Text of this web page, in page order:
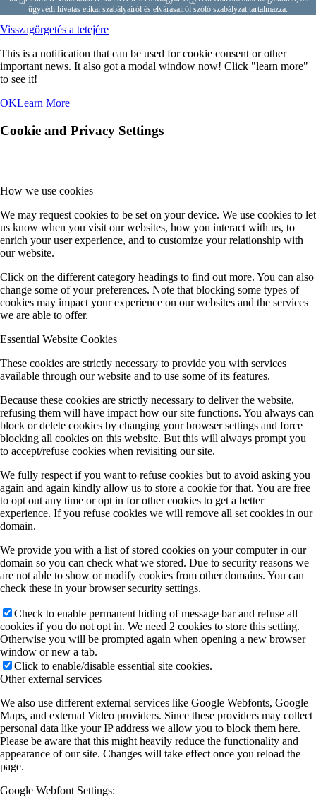
ügyvédi hivatás etikai szabályairól és elvárásairól szóló szabályzat tartalmazza.
Visszagörgetés a tetejére
This is a notification that can be used for cookie consent or other
important news. It also got a modal window now! Click "learn more"
to see it!
OKLearn More
Cookie and Privacy Settings
How we use cookies
We may request cookies to be set on your device. We use cookies to let
us know when you visit our websites, how you interact with us, to
enrich your user experience, and to customize your relationship with
our website.
Click on the different category headings to find out more. You can also
change some of your preferences. Note that blocking some types of
cookies may impact your experience on our websites and the services
we are able to offer.
Essential Website Cookies
These cookies are strictly necessary to provide you with services
available through our website and to use some of its features.
Because these cookies are strictly necessary to deliver the website,
refusing them will have impact how our site functions. You always can
block or delete cookies by changing your browser settings and force
blocking all cookies on this website. But this will always prompt you
to accept/refuse cookies when revisiting our site.
We fully respect if you want to refuse cookies but to avoid asking you
again and again kindly allow us to store a cookie for that. You are free
to opt out any time or opt in for other cookies to get a better
experience. If you refuse cookies we will remove all set cookies in our
domain.
We provide you with a list of stored cookies on your computer in our
domain so you can check what we stored. Due to security reasons we
are not able to show or modify cookies from other domains. You can
check these in your browser security settings.
Check to enable permanent hiding of message bar and refuse all
cookies if you do not opt in. We need 2 cookies to store this setting.
Otherwise you will be prompted again when opening a new browser
window or new a tab.
Click to enable/disable essential site cookies.
Other external services
We also use different external services like Google Webfonts, Google
Maps, and external Video providers. Since these providers may collect
personal data like your IP address we allow you to block them here.
Please be aware that this might heavily reduce the functionality and
appearance of our site. Changes will take effect once you reload the
page.
Google Webfont Settings: